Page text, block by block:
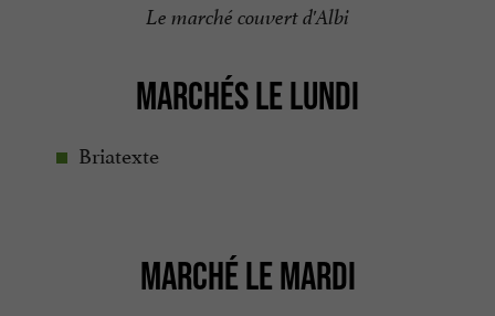
Le marché couvert d'Albi
MARCHÉS LE LUNDI
Briatexte
MARCHÉ LE MARDI